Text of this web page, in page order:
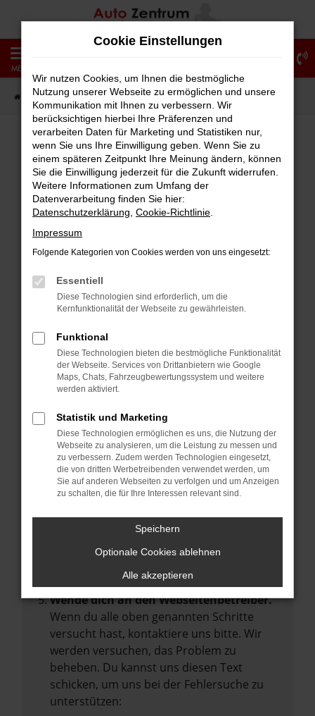
Zum
springen
MENÜ
Startseite Fahrzeugangebote Fahrzeug-Showroom
Fehler: Network Error
Beim Laden ist ein Fehler aufgetreten.
Hier sind ein paar Tipps, die dir helfen können:
Überprüfe deine Firewall und deine
Internetverbindung.
deine Suchmaschine?
Prüfe deine Browsererweiterungen.
können das Laden bestimmter Seiten
verhindern. Funktioniert die Seite in einem
anderen Browser oder in einem privaten
Fenster?
Starte dein Gerät neu.
Das kann manchmal helfen,
vorübergehende Probleme zu beheben.
Stelle sicher, dass dein Browser und dein
Betriebssystem auf dem neuesten Stand
Veraltete Software birgt nicht nur ein
führen, dass bestimmte Funktionen nicht
mehr unterstützt werden.
Wende dich an den Webseitenbetreiber.
Wenn du alle oben genannten Schritte
versucht hast, kontaktiere uns bitte. Wir
werden versuchen, das Problem zu
beheben. Du kannst uns diesen Text
schicken, um uns bei der Fehlersuche zu
unterstützen:
Cookie Einstellungen
Wir nutzen Cookies, um Ihnen die bestmögliche
Nutzung unserer Webseite zu ermöglichen und unsere
Kommunikation mit Ihnen zu verbessern. Wir
berücksichtigen hierbei Ihre Präferenzen und
verarbeiten Daten für Marketing und Statistiken nur,
wenn Sie uns Ihre Einwilligung geben. Wenn Sie zu
einem späteren Zeitpunkt Ihre Meinung ändern, können
Sie die Einwilligung jederzeit für die Zukunft widerrufen.
Weitere Informationen zum Umfang der
Datenverarbeitung finden Sie hier:
Datenschutzerklärung Cookie-Richtlinie
Impressum
Folgende Kategorien von Cookies werden von uns eingesetzt:
Essentiell
Diese Technologien sind erforderlich, um die
Kernfunktionalität der Webseite zu gewährleisten.
Funktional
Diese Technologien bieten die bestmögliche Funktionalität
der Webseite. Services von Drittanbietern wie Google
Maps, Chats, Fahrzeugbewertungssystem und weitere
werden aktiviert.
Statistik und Marketing
Diese Technologien ermöglichen es uns, die Nutzung der
Webseite zu analysieren, um die Leistung zu messen und
zu verbessern. Zudem werden Technologien eingesetzt,
die von dritten Werbetreibenden verwendet werden, um
Sie auf anderen Webseiten zu verfolgen und um Anzeigen
zu schalten, die für Ihre Interessen relevant sind.
Speichern
Optionale Cookies ablehnen
Alle akzeptieren